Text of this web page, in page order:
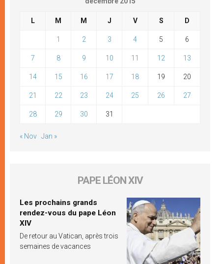
L M M J V S D
1 2 3 4 5 6
7 8 9 10 11 12 13
14 15 16 17 18 19 20
21 22 23 24 25 26 27
28 29 30 31
« Nov Jan »
PAPE LÉON XIV
Les prochains grands
rendez-vous du pape Léon
XIV
De retour au Vatican, après trois
semaines de vacances